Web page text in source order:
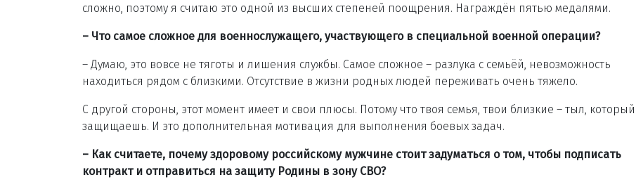
сложно, поэтому я считаю это одной из высших степеней поощрения. Награждён пятью медалями.
– Что самое сложное для военнослужащего, участвующего в специальной военной операции?
– Думаю, это вовсе не тяготы и лишения службы. Самое сложное – разлука с семьёй, невозможность
находиться рядом с близкими. Отсутствие в жизни родных людей переживать очень тяжело.
С другой стороны, этот момент имеет и свои плюсы. Потому что твоя семья, твои близкие – тыл,
защищаешь. И это дополнительная мотивация для выполнения боевых задач.
– Как считаете, почему здоровому российскому мужчине стоит задуматься о том, чтобы подписать
контракт и отправиться на защиту Родины в зону СВО?